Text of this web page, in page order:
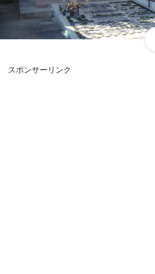
スポンサーリンク